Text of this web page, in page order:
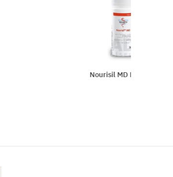
Nourisil MD FAGRON